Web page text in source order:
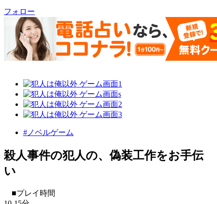
フォロー
#ノベルゲーム
殺人事件の犯人の、偽装工作をお手伝
い
■プレイ時間